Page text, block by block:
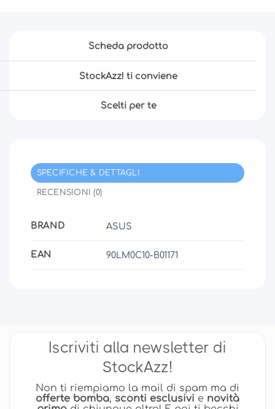
Scheda prodotto
StockAzz! ti conviene
Scelti per te
SPECIFICHE & DETTAGLI
RECENSIONI (0)
BRAND ASUS
EAN 90LM0C10-B01171
Iscriviti alla newsletter di
StockAzz!
Non ti riempiamo la mail di spam ma di
offerte bomba, sconti esclusivi e novità